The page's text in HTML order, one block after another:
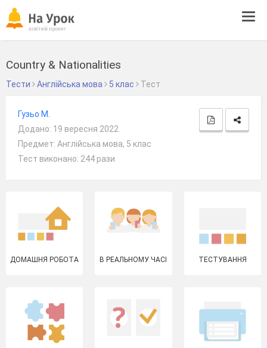
Country & Nationalities
Тести Англійська мова 5 клас Тест
Гузьо М.
Додано: 19 вересня 2022
Предмет: Англійська мова, 5 клас
Тест виконано: 244 рази
ДОМАШНЯ РОБОТА В РЕАЛЬНОМУ ЧАСІ ТЕСТУВАННЯ